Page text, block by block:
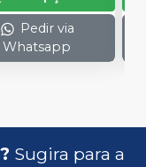
Pedir via
Whatsapp
Sugira para a